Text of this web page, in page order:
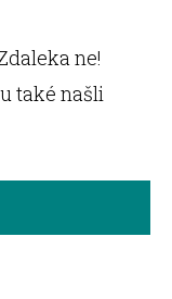
ne!
také našli